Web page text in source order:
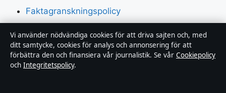
Faktagranskningspolicy
Ägande & finansiering
Integritetspolicy
Vi använder nödvändiga cookies för att driva sajten och, med
ditt samtycke, cookies för analys och annonsering för att
förbättra den och finansiera vår journalistik. Se vår Cookiepolicy
och Integritetspolicy.